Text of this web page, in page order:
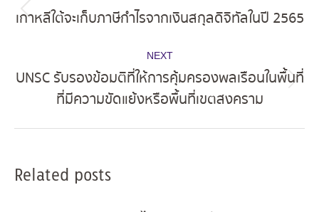
navigation
Previous
เกาหลีใต้จะเก็บภาษีกำไรจากเงินสกุลดิจิทัลในปี 2565
NEXT
Next
post:
UNSC รับรองข้อมติที่ให้การคุ้มครองพลเรือนในพื้นที่
ที่มีความขัดแย้งหรือพื้นที่เขตสงคราม
Related posts